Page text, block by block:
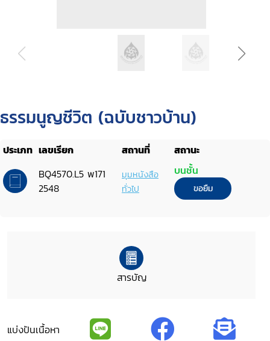
ธรรมนูญชีวิต (ฉบับชาวบ้าน)
ประเภท เลขเรียก สถานที่
สถานะ
BQ4570.L5 พ171
2548
มุมหนังสือ
ทั่วไป
บนชั้น
ขอยืม
สารบัญ
แบ่งปันเนื้อหา